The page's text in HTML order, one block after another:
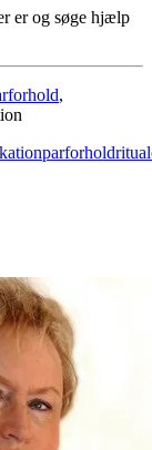
er og søge hjælp
,
parforhold